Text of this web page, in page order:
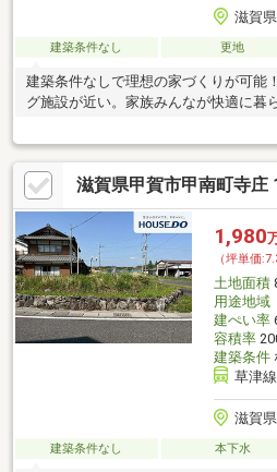
滋賀
建築条件なし 更地
建築条件なしで理想の家づくりが可能
グ施設が近い。家族みんなが快適に暮
滋賀県甲賀市甲南町寺庄
1,980
（坪単価
土地面積
用途地域
建ぺい率
容積率
建築条件
草津
滋賀
建築条件なし 本下水